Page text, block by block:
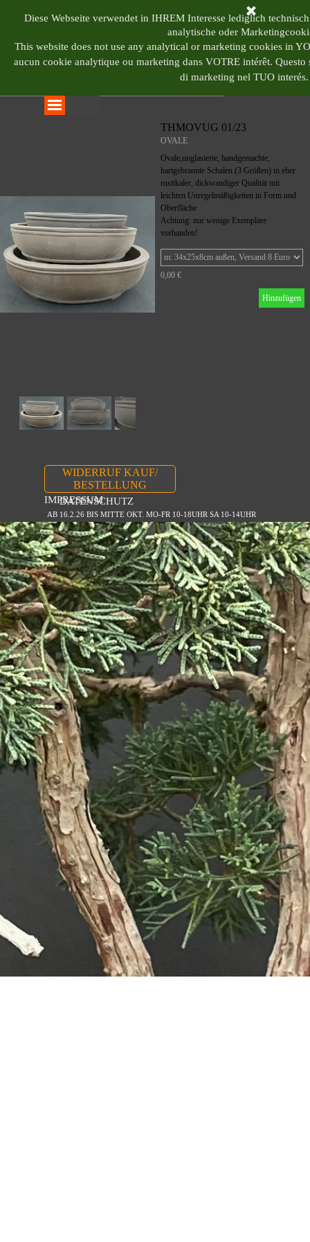
Diese Webseite verwendet in IHREM Interesse lediglich
analytische oder
This website does not use any analytical or marketing cookies in
aucun cookie analytique ou marketing dans VOTRE intérêt. Questo
di marketing nel TUO interés.
BONSAI CENTRUM
Menü überspringen
THMOVUG 01/23
OVALE
Ovale,unglasierte, handgemachte,
hartgebrannte Schalen (3 Größen) in eher
rustikaler, dickwandiger Qualität mit
leichten Unregelmäßigkeiten in Form und
Oberfläche
Achtung: nur wenige Exemplare
vorhanden!
0,00 €
Hinzufügen
WIDERRUF KAUF/
BESTELLUNG
IMPRESSUM
DATENSCHUTZ
AB 16.2.26 BIS MITTE OKT. MO-FR 10-18UHR SA 10-14UHR
Zurück zum Seiteninhalt